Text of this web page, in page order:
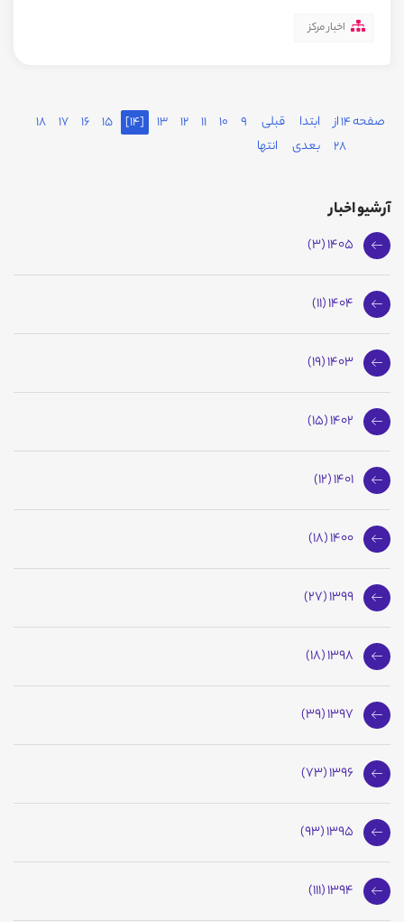
اخبار مرکز
صفحه 14 از
28
ابتدا قبلی 9
10
11
12
13
[14]
15
16
17
18
بعدی
انتها
آرشیو اخبار
1405 (3)
1404 (11)
1403 (19)
1402 (15)
1401 (12)
1400 (18)
1399 (27)
1398 (18)
1397 (39)
1396 (73)
1395 (93)
1394 (111)